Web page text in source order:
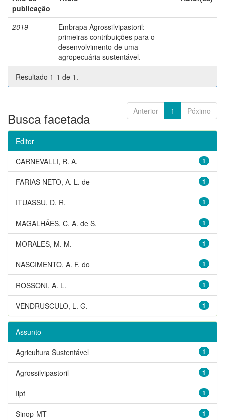
publicação
2019
Embrapa Agrossilvipastoril:
primeiras contribuições para o
desenvolvimento de uma
agropecuária sustentável.
-
Resultado 1-1 de 1.
Anterior 1 Póximo
Busca facetada
Editor
1
CARNEVALLI, R. A.
1
FARIAS NETO, A. L. de
1
ITUASSU, D. R.
1
MAGALHÃES, C. A. de S.
1
MORALES, M. M.
1
NASCIMENTO, A. F. do
1
ROSSONI, A. L.
1
VENDRUSCULO, L. G.
Assunto
1
Agricultura Sustentável
1
Agrossilvipastoril
1
Ilpf
1
Sinop-MT